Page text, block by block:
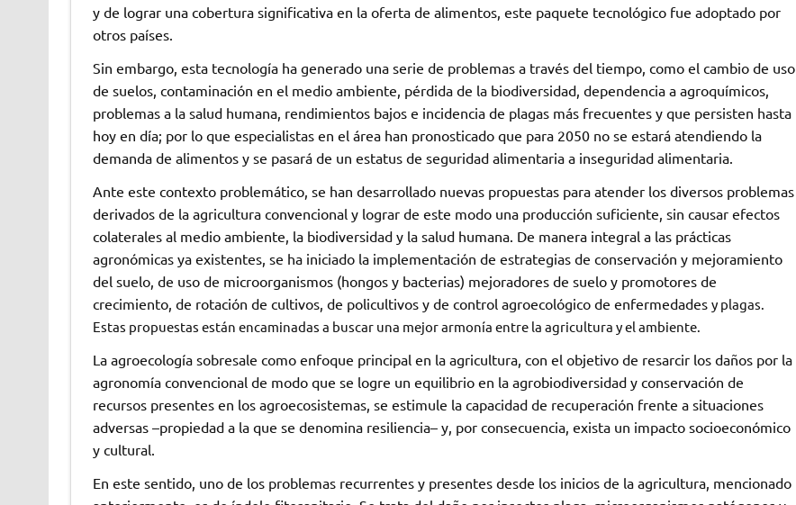
y de lograr una cobertura significativa en la oferta de alimentos, este paquete tecnológico fue adoptado por
otros países.
Sin embargo, esta tecnología ha generado una serie de problemas a través del tiempo, como el cambio de uso
de suelos, contaminación en el medio ambiente, pérdida de la biodiversidad, dependencia a agroquímicos,
problemas a la salud humana, rendimientos bajos e incidencia de plagas más frecuentes y que persisten hasta
hoy en día; por lo que especialistas en el área han pronosticado que para 2050 no se estará atendiendo la
demanda de alimentos y se pasará de un estatus de seguridad alimentaria a inseguridad alimentaria.
Ante este contexto problemático, se han desarrollado nuevas propuestas para atender los diversos problemas
derivados de la agricultura convencional y lograr de este modo una producción suficiente, sin causar efectos
colaterales al medio ambiente, la biodiversidad y la salud humana. De manera integral a las prácticas
agronómicas ya existentes, se ha iniciado la implementación de estrategias de conservación y mejoramiento
del suelo, de uso de microorganismos (hongos y bacterias) mejoradores de suelo y promotores de
crecimiento, de rotación de cultivos, de policultivos y de control agroecológico de enfermedades y plagas.
Estas propuestas están encaminadas a buscar una mejor armonía entre la agricultura y el ambiente.
La agroecología sobresale como enfoque principal en la agricultura, con el objetivo de resarcir los daños por la
agronomía convencional de modo que se logre un equilibrio en la agrobiodiversidad y conservación de
recursos presentes en los agroecosistemas, se estimule la capacidad de recuperación frente a situaciones
adversas –propiedad a la que se denomina resiliencia– y, por consecuencia, exista un impacto socioeconómico
y cultural.
En este sentido, uno de los problemas recurrentes y presentes desde los inicios de la agricultura, mencionado